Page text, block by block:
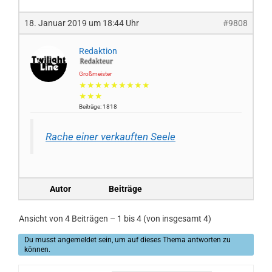
18. Januar 2019 um 18:44 Uhr #9808
Redaktion
Großmeister
★★★★★★★★★
★★★
Beiträge: 1818
Rache einer verkauften Seele
Autor Beiträge
Ansicht von 4 Beiträgen – 1 bis 4 (von insgesamt 4)
Du musst angemeldet sein, um auf dieses Thema antworten zu
können.